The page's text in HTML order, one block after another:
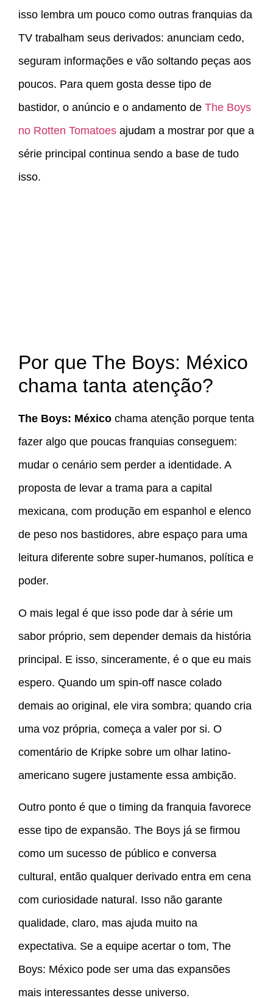
isso lembra um pouco como outras franquias da
TV trabalham seus derivados: anunciam cedo,
seguram informações e vão soltando peças aos
poucos. Para quem gosta desse tipo de
bastidor, o anúncio e o andamento de The Boys
no Rotten Tomatoes ajudam a mostrar por que a
série principal continua sendo a base de tudo
isso.
Por que The Boys: México
chama tanta atenção?
The Boys: México chama atenção porque tenta
fazer algo que poucas franquias conseguem:
mudar o cenário sem perder a identidade. A
proposta de levar a trama para a capital
mexicana, com produção em espanhol e elenco
de peso nos bastidores, abre espaço para uma
leitura diferente sobre super-humanos, política e
poder.
O mais legal é que isso pode dar à série um
sabor próprio, sem depender demais da história
principal. E isso, sinceramente, é o que eu mais
espero. Quando um spin-off nasce colado
demais ao original, ele vira sombra; quando cria
uma voz própria, começa a valer por si. O
comentário de Kripke sobre um olhar latino-
americano sugere justamente essa ambição.
Outro ponto é que o timing da franquia favorece
esse tipo de expansão. The Boys já se firmou
como um sucesso de público e conversa
cultural, então qualquer derivado entra em cena
com curiosidade natural. Isso não garante
qualidade, claro, mas ajuda muito na
expectativa. Se a equipe acertar o tom, The
Boys: México pode ser uma das expansões
mais interessantes desse universo.